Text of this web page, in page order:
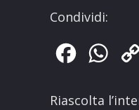
Condividi:
Facebook
Riascolta